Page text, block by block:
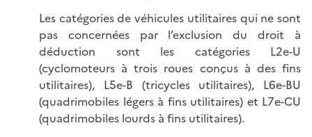
Les catégories de véhicules utilitaires qui ne sont
pas concernées par l’exclusion du droit à
déduction sont les catégories L2e-U
(cyclomoteurs à trois roues conçus à des fins
utilitaires), L5e-B (tricycles utilitaires), L6e-BU
(quadrimobiles légers à fins utilitaires) et L7e-CU
(quadrimobiles lourds à fins utilitaires).